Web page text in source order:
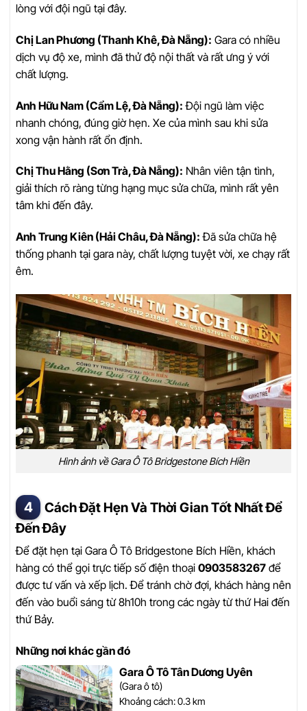
lòng với đội ngũ tại đây.
Chị Lan Phương (Thanh Khê, Đà Nẵng): Gara có nhiều
dịch vụ độ xe, mình đã thử độ nội thất và rất ưng ý với
chất lượng.
Anh Hữu Nam (Cẩm Lệ, Đà Nẵng): Đội ngũ làm việc
nhanh chóng, đúng giờ hẹn. Xe của mình sau khi sửa
xong vận hành rất ổn định.
Chị Thu Hằng (Sơn Trà, Đà Nẵng): Nhân viên tận tình,
giải thích rõ ràng từng hạng mục sửa chữa, mình rất yên
tâm khi đến đây.
Anh Trung Kiên (Hải Châu, Đà Nẵng): Đã sửa chữa hệ
thống phanh tại gara này, chất lượng tuyệt vời, xe chạy rất
êm.
Hình ảnh về Gara Ô Tô Bridgestone Bích Hiền
Cách Đặt Hẹn Và Thời Gian Tốt Nhất Để
Đến Đây
Để đặt hẹn tại Gara Ô Tô Bridgestone Bích Hiền, khách
hàng có thể gọi trực tiếp số điện thoại 0903583267 để
được tư vấn và xếp lịch. Để tránh chờ đợi, khách hàng nên
đến vào buổi sáng từ 8h10h trong các ngày từ thứ Hai đến
thứ Bảy.
Những nơi khác gần đó
Gara Ô Tô Tân Dương Uyên
(Gara ô tô)
Khoảng cách: 0.3 km